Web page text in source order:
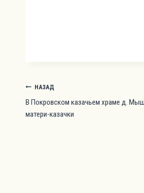
Навигация
по
записям
НАЗАД
В Покровском казачьем храме д.
матери-казачки